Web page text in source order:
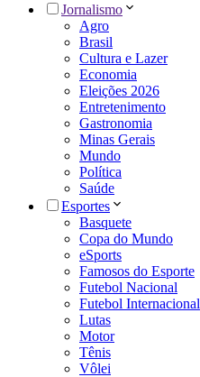
Jornalismo
Agro
Brasil
Cultura e Lazer
Economia
Eleições 2026
Entretenimento
Gastronomia
Minas Gerais
Mundo
Política
Saúde
Esportes
Basquete
Copa do Mundo
eSports
Famosos do Esporte
Futebol Nacional
Futebol Internacional
Lutas
Motor
Tênis
Vôlei